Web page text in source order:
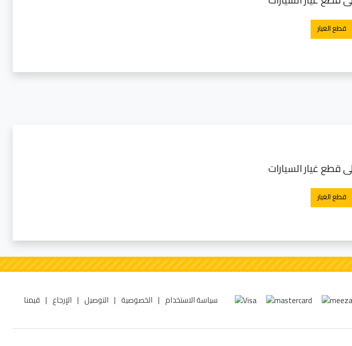
قطع الغيار
قطع غيار السيارات
قطع الغيار
سياسة الاستخدام | الخصوصية | التوصيل | الإرجاع | قيمنا